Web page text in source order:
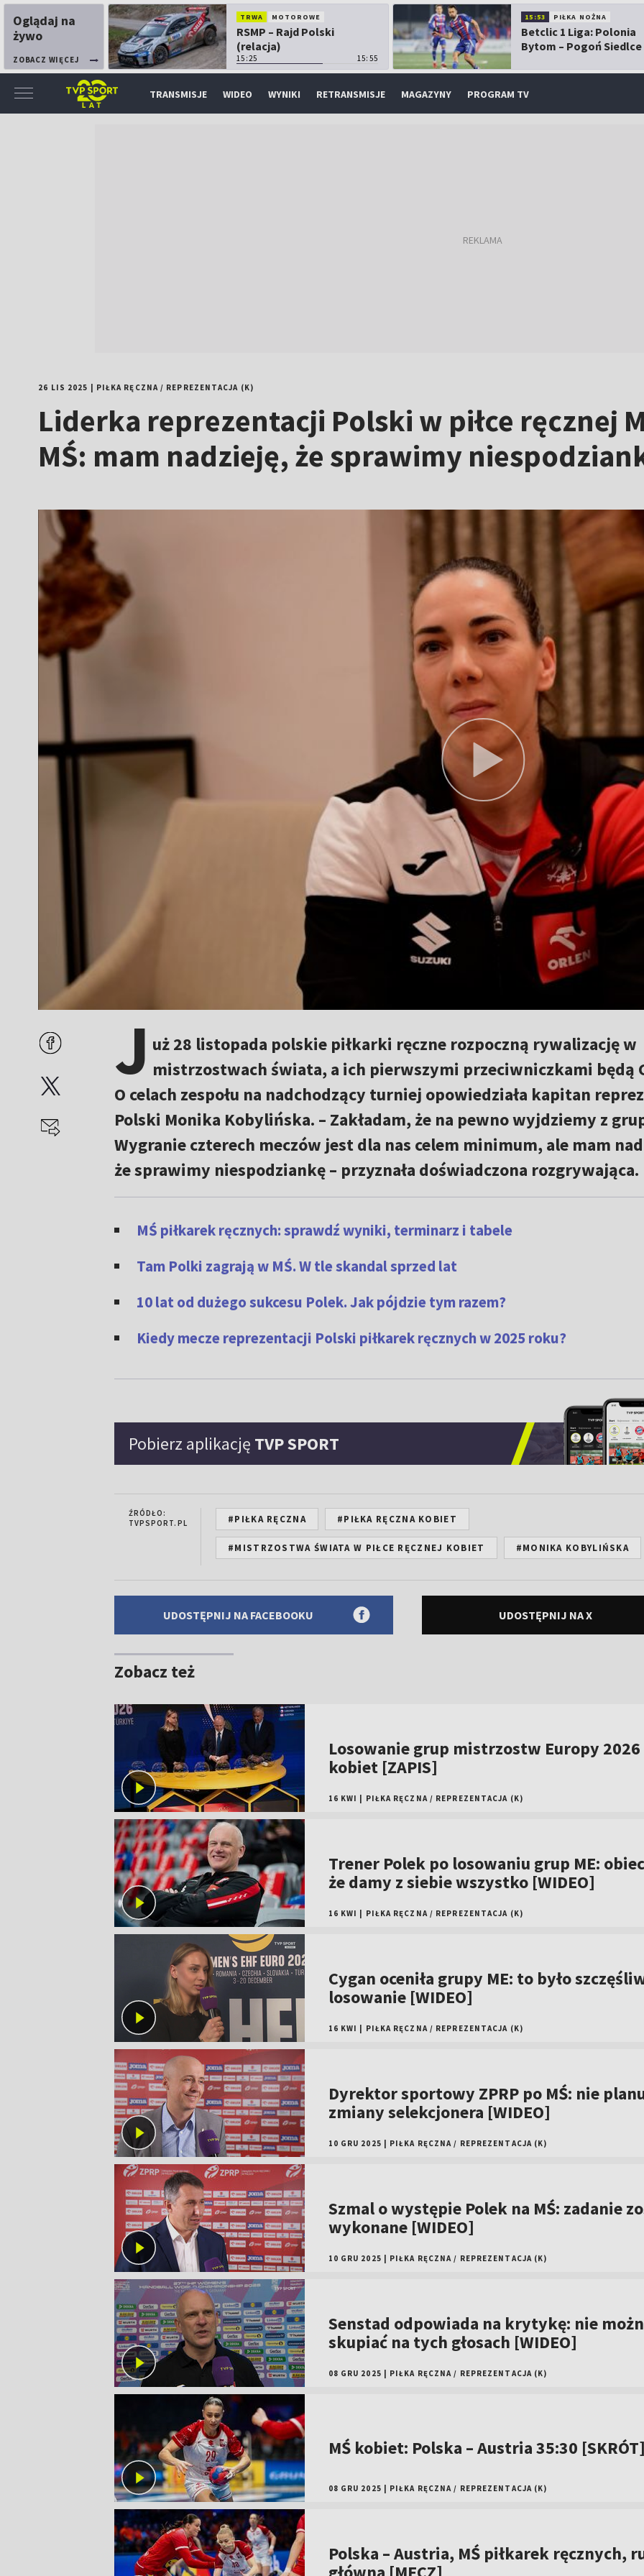
Oglądaj na
żywo
ZOBACZ WIĘCEJ
TRWA MOTOROWE
RSMP – Rajd Polski
(relacja)
15:25 15:55
15:53 PIŁKA NOŻNA
Betclic 1 Liga: Polonia
Bytom – Pogoń Siedlce
TRANSMISJE WIDEO WYNIKI RETRANSMISJE MAGAZYNY PROGRAM TV
26 LIS 2025 PIŁKA RĘCZNA/ REPREZENTACJA (K)
Liderka reprezentacji Polski w piłce ręcznej
MŚ: mam nadzieję, że sprawimy
J uż 28 listopada polskie piłkarki ręczne rozpoczną rywalizację w
mistrzostwach świata, a ich pierwszymi przeciwniczkami będą
O celach zespołu na nadchodzący turniej opowiedziała kapitan
Polski Monika Kobylińska. – Zakładam, że na pewno wyjdziemy z
Wygranie czterech meczów jest dla nas celem minimum, ale mam
że sprawimy niespodziankę – przyznała doświadczona rozgrywająca.
MŚ piłkarek ręcznych: sprawdź wyniki, terminarz i tabele
Tam Polki zagrają w MŚ. W tle skandal sprzed lat
10 lat od dużego sukcesu Polek. Jak pójdzie tym razem?
Kiedy mecze reprezentacji Polski piłkarek ręcznych w 2025 roku?
Pobierz aplikację TVP SPORT
ŹRÓDŁO:
TVPSPORT.PL
#PIŁKA RĘCZNA #PIŁKA RĘCZNA KOBIET
#MISTRZOSTWA ŚWIATA W PIŁCE RĘCZNEJ KOBIET #MONIKA KOBYLIŃSKA
UDOSTĘPNIJ NA FACEBOOKU UDOSTĘPNIJ NA X
Zobacz też
Losowanie grup mistrzostw Europy 2026
kobiet [ZAPIS]
16 KWI PIŁKA RĘCZNA / REPREZENTACJA (K)
Trener Polek po losowaniu grup ME:
że damy z siebie wszystko [WIDEO]
16 KWI PIŁKA RĘCZNA / REPREZENTACJA (K)
Cygan oceniła grupy ME: to było
losowanie [WIDEO]
16 KWI PIŁKA RĘCZNA / REPREZENTACJA (K)
Dyrektor sportowy ZPRP po MŚ: nie
zmiany selekcjonera [WIDEO]
10 GRU 2025 PIŁKA RĘCZNA / REPREZENTACJA (K)
Szmal o występie Polek na MŚ: zadanie
wykonane [WIDEO]
10 GRU 2025 PIŁKA RĘCZNA / REPREZENTACJA (K)
Senstad odpowiada na krytykę: nie
skupiać na tych głosach [WIDEO]
08 GRU 2025 PIŁKA RĘCZNA / REPREZENTACJA (K)
MŚ kobiet: Polska – Austria 35:30
08 GRU 2025 PIŁKA RĘCZNA / REPREZENTACJA (K)
Polska – Austria, MŚ piłkarek ręcznych,